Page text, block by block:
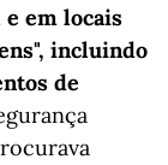
e em locais
incluindo
de